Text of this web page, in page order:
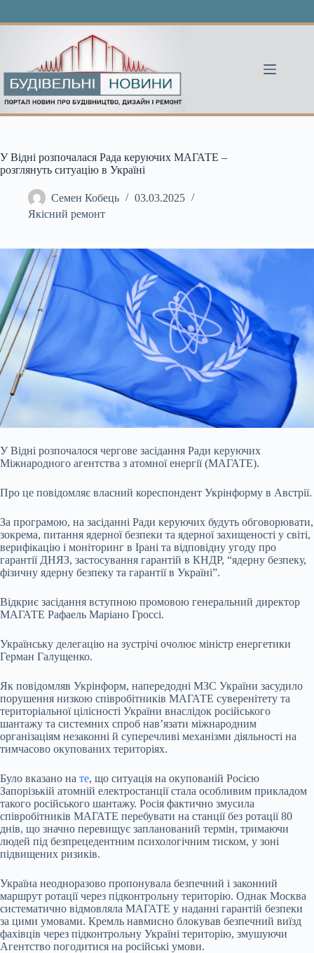
У Відні розпочалася Рада керуючих МАГАТЕ –
розглянуть ситуацію в Україні
Семен Кобець
03.03.2025
Якісний ремонт
У Відні розпочалося чергове засідання Ради керуючих
Міжнародного агентства з атомної енергії (МАГАТЕ).
Про це повідомляє власний кореспондент Укрінформу в Австрії.
За програмою, на засіданні Ради керуючих будуть обговорювати,
зокрема, питання ядерної безпеки та ядерної захищеності у світі,
верифікацію і моніторинг в Ірані та відповідну угоду про
гарантії ДНЯЗ, застосування гарантій в КНДР, “ядерну безпеку,
фізичну ядерну безпеку та гарантії в Україні”.
Відкриє засідання вступною промовою генеральний директор
МАГАТЕ Рафаель Маріано Гроссі.
Українську делегацію на зустрічі очолює міністр енергетики
Герман Галущенко.
Як повідомляв Укрінформ, напередодні МЗС України засудило
порушення низкою співробітників МАГАТЕ суверенітету та
територіальної цілісності України внаслідок російського
шантажу та системних спроб нав’язати міжнародним
організаціям незаконні й суперечливі механізми діяльності на
тимчасово окупованих територіях.
Було вказано на те, що ситуація на окупованій Росією
Запорізькій атомній електростанції стала особливим прикладом
такого російського шантажу. Росія фактично змусила
співробітників МАГАТЕ перебувати на станції без ротації 80
днів, що значно перевищує запланований термін, тримаючи
людей під безпрецедентним психологічним тиском, у зоні
підвищених ризиків.
Україна неодноразово пропонувала безпечний і законний
маршрут ротації через підконтрольну територію. Однак Москва
систематично відмовляла МАГАТЕ у наданні гарантій безпеки
за цими умовами. Кремль навмисно блокував безпечний виїзд
фахівців через підконтрольну Україні територію, змушуючи
Агентство погодитися на російські умови.